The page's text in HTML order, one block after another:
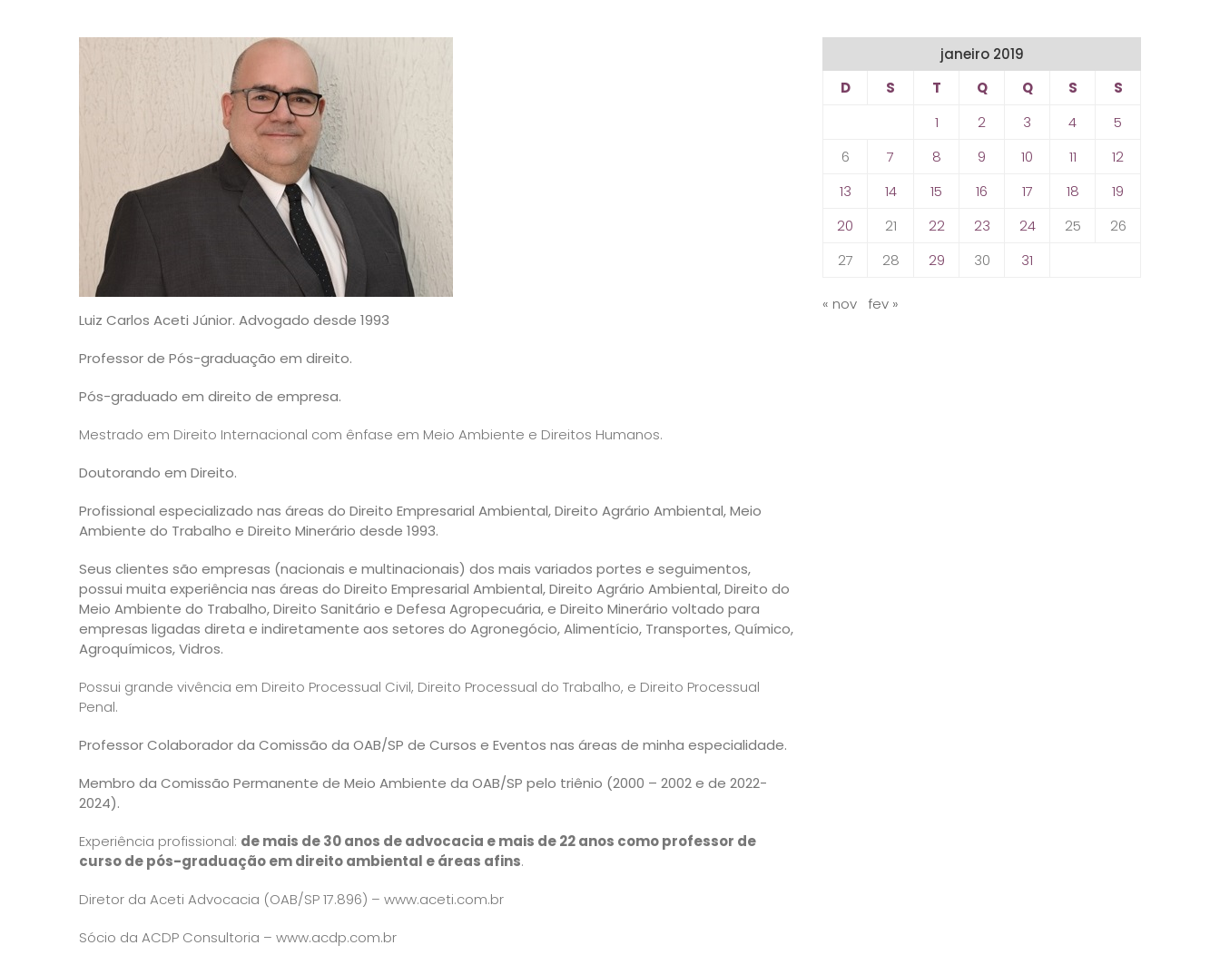
Luiz Carlos Aceti Júnior. Advogado desde 1993
Professor de Pós-graduação em direito.
Pós-graduado em direito de empresa.
Mestrado em Direito Internacional com ênfase em Meio Ambiente e Direitos Humanos.
Doutorando em Direito.
Profissional especializado nas áreas do Direito Empresarial Ambiental, Direito Agrário Ambiental, Meio
Ambiente do Trabalho e Direito Minerário desde 1993.
Seus clientes são empresas (nacionais e multinacionais) dos mais variados portes e seguimentos,
possui muita experiência nas áreas do Direito Empresarial Ambiental, Direito Agrário Ambiental, Direito do
Meio Ambiente do Trabalho, Direito Sanitário e Defesa Agropecuária, e Direito Minerário voltado para
empresas ligadas direta e indiretamente aos setores do Agronegócio, Alimentício, Transportes, Químico,
Agroquímicos, Vidros.
Possui grande vivência em Direito Processual Civil, Direito Processual do Trabalho, e Direito Processual
Penal.
Professor Colaborador da Comissão da OAB/SP de Cursos e Eventos nas áreas de minha especialidade.
Membro da Comissão Permanente de Meio Ambiente da OAB/SP pelo triênio (2000 – 2002 e de 2022-
2024).
Experiência profissional: de mais de 30 anos de advocacia e mais de 22 anos como professor de
curso de pós-graduação em direito ambiental e áreas afins.
Diretor da Aceti Advocacia (OAB/SP 17.896) – www.aceti.com.br
Sócio da ACDP Consultoria – www.acdp.com.br
janeiro 2019
D
S T Q Q S
S
1
2 3 4
5
6
7 8 9 10 11
12
13
14 15 16 17 18
19
20
21 22 23 24 25
26
27
28 29 30 31
« nov fev »